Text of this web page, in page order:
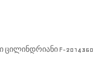
F-2014360